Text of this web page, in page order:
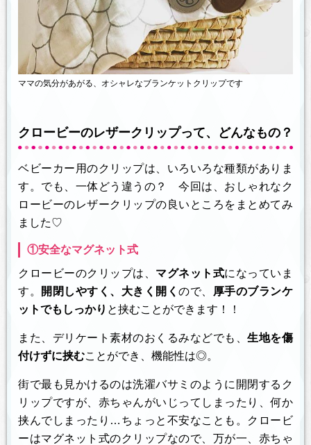
ママの気分があがる、オシャレなブランケットクリップです
クロービーのレザークリップって、どんなもの？
ベビーカー用のクリップは、いろいろな種類がありま
す。でも、一体どう違うの？ 今回は、おしゃれなク
ロービーのレザークリップの良いところをまとめてみ
ました♡
①安全なマグネット式
クロービーのクリップは、 マグネット式になっていま
す。
開閉しやすく、大きく開くので、 厚手のブランケ
ットでもしっかり と挟むことができます！！
また、デリケート素材のおくるみなどでも、生地を傷
付けずに挟むことができ、機能性は◎。
街で最も見かけるのは洗濯バサミのように開閉するク
リップですが、赤ちゃんがいじってしまったり、何か
挟んでしまったり…ちょっと不安なことも。クロービ
ーはマグネット式のクリップなので、万が一、赤ちゃ